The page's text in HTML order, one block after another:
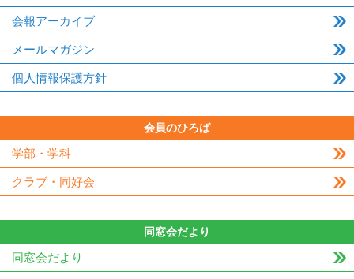
会報アーカイブ
メールマガジン
個人情報保護方針
会員のひろば
学部・学科
クラブ・同好会
同窓会だより
同窓会だより